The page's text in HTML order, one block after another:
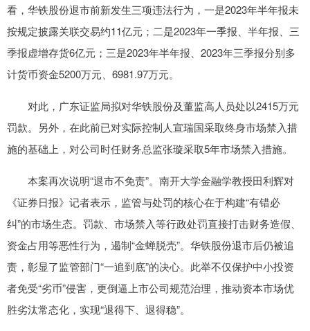
看，华铁股份退市前新发生三项违法行为，一是2023年半年报未
按规定披露关联交易约11亿元；二是2023年一季报、半年报、三
季报虚增存货6亿元；三是2023年半年报、2023年三季报分别多
计货币资金5200万元、6981.97万元。
对此，广东证监局拟对华铁股份及董监高人员处以2415万元
罚款。另外，在此前已对实际控制人宣瑞国采取终身市场禁入措
施的基础上，对公司时任财务总监张璇采取5年市场禁入措施。
本案再次说明“退市不免责”。南开大学金融学教授田利辉对
《证券日报》记者表示，监管与处罚的核心在于构建“有错必
纠”的市场生态。罚款、市场禁入等行政处罚直接打击财务造假、
资金占用等恶性行为，遏制“金蝉脱壳”。华铁股份退市后仍被追
责，彰显了监管部门“一追到底”的决心。此举不仅保护中小投资
者免受“劣币”侵害，更倒逼上市公司规范治理，推动资本市场优
胜劣汰常态化，实现“退得下、退得稳”。